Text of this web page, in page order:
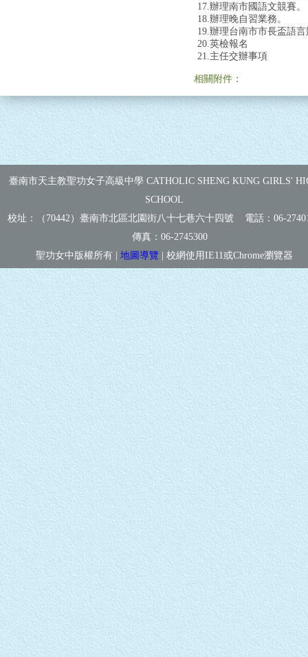
17.辦理南市國語文競賽。
18.辦理晚自習業務。
19.辦理台南市市長盃語
20.英檢報名
21.主任交辦事項
相關附件：
臺南市天主教聖功女子高級中學 CATHOLIC SHENG KUNG GIRLS'
SCHOOL
校址：（70442）臺南市北區北園街八十七巷六十四號 電話：06-
傳真： 06-2745300
聖功女中版權所有 | 地圖導覽 | 校網使用IE11或Chrome瀏覽器